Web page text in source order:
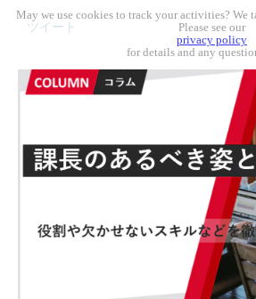
ツイート
May we use cookies to track your activities? We
Please see our
privacy policy
for details and any